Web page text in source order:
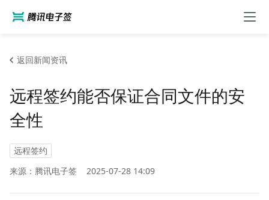
返回新闻资讯
远程签约能否保证合同文件的安
全性
远程签约
来源：腾讯电子签
2025-07-28 14:09